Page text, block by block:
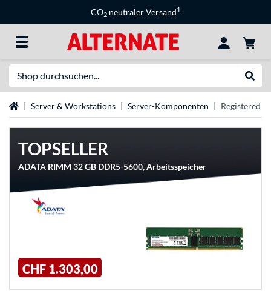
CO2 neutraler Versand1
StartseiteServer & Workstations Server-Komponenten Registered
TOPSELLER
ADATA RIMM 32 GB DDR5-5600, Arbeitsspeicher
CHF 1.303,00